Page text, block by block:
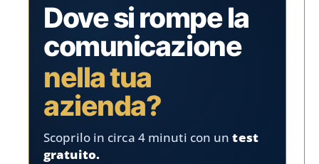
Dove si rompe la
comunicazione
nella tua
azienda?
Scoprilo in circa 4 minuti con untest
gratuito.